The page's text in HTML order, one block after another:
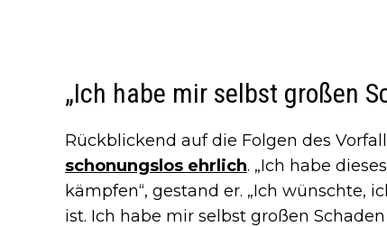
„Ich habe mir selbst großen
Rückblickend auf die Folgen des
schonungslos ehrlich. „Ich habe
kämpfen“, gestand er. „Ich wünschte,
ist. Ich habe mir selbst großen